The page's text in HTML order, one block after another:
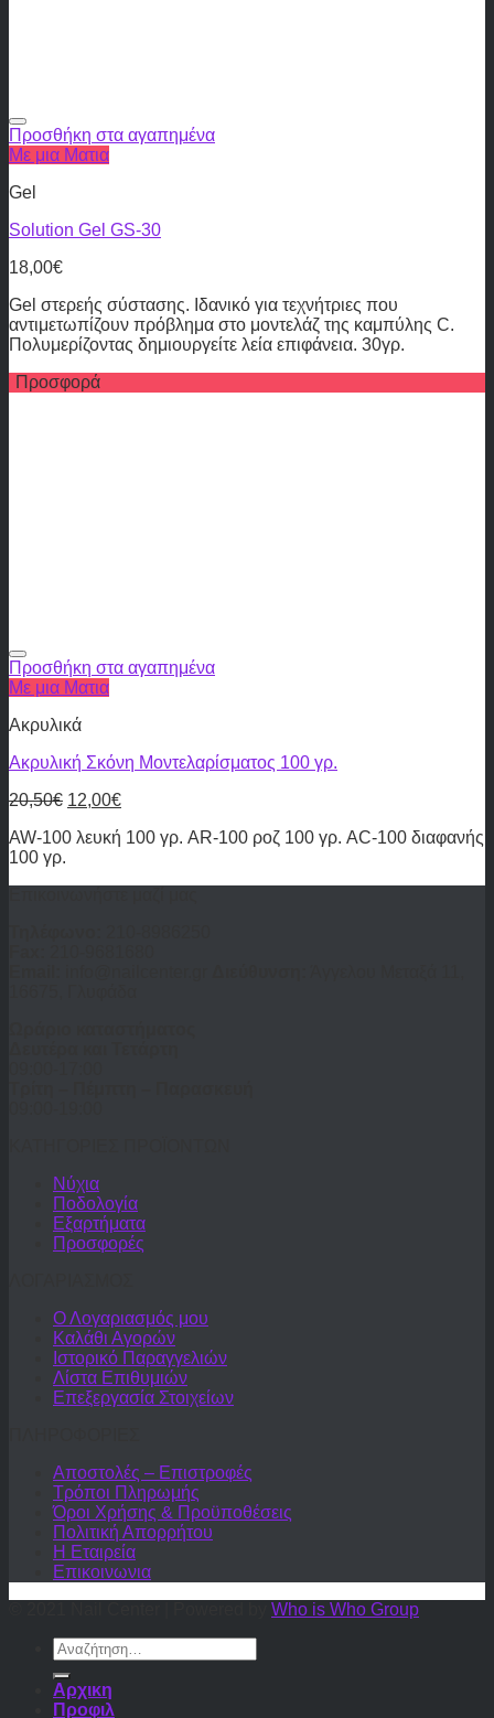
Προσθήκη στα αγαπημένα
Με μια Ματια
Gel
Solution Gel GS-30
18,00€
Gel στερεής σύστασης. Ιδανικό για τεχνήτριες που
αντιμετωπίζουν πρόβλημα στο μοντελάζ της καμπύλης C.
Πολυμερίζοντας δημιουργείτε λεία επιφάνεια. 30γρ.
Προσφορά
Προσθήκη στα αγαπημένα
Με μια Ματια
Ακρυλικά
Ακρυλική Σκόνη Μοντελαρίσματος 100 γρ.
20,50€ 12,00€
AW-100 λευκή 100 γρ. AR-100 ροζ 100 γρ. AC-100 διαφανής
100 γρ.
Νύχια
Ποδολογία
Εξαρτήματα
Προσφορές
Ο Λογαριασμός μου
Καλάθι Αγορών
Ιστορικό Παραγγελιών
Λίστα Επιθυμιών
Επεξεργασία Στοιχείων
Αποστολές – Επιστροφές
Τρόποι Πληρωμής
Όροι Χρήσης & Προϋποθέσεις
Πολιτική Απορρήτου
Η Εταιρεία
Επικοινωνια
Who is Who Group
Αναζήτηση
για:
Αρχικη
Προφιλ